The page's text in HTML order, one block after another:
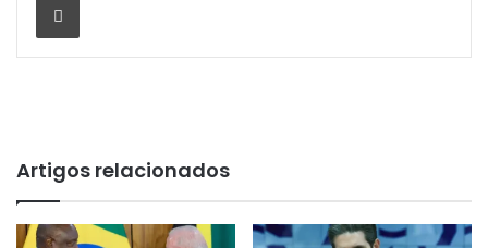
Artigos relacionados